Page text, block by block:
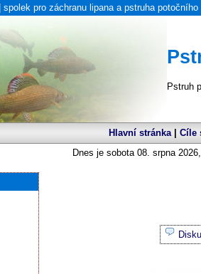
| spolek pro záchranu lipana a pstruha potočního
Pstruh
Hlavní stránka| Cíle
Dnes je sobota 08. srpna